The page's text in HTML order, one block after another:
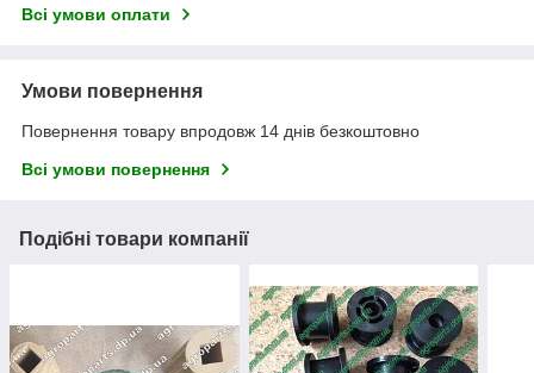
Всі умови оплати
Умови повернення
Повернення товару впродовж 14 днів безкоштовно
Всі умови повернення
Подібні товари компанії